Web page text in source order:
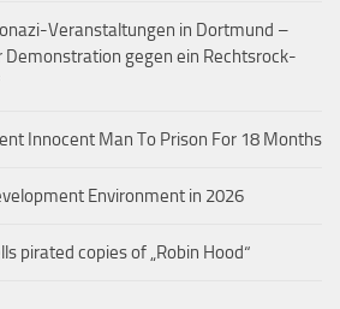
Veranstaltungen in Dortmund –
gegen ein Rechtsrock-
Innocent Man To Prison For 18 Months
Environment in 2026
pirated copies of „Robin Hood“